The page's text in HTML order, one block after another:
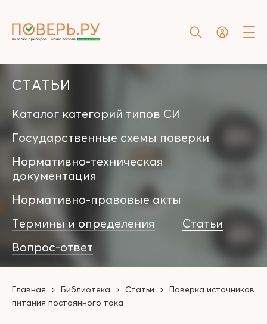
СТАТЬИ
Каталог категорий типов СИ
Государственные схемы поверки
Нормативно-техническая
документация
Нормативно-правовые акты
Термины и определения
Статьи
Вопрос-ответ
Главная Библиотека Статьи
Поверка источников
питания постоянного тока